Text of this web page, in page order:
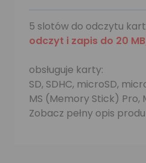
5 slotów do odczytu
odczyt i zapis do 20
obsługuje karty:
SD, SDHC, microSD,
MS (Memory Stick) Pro,
Zobacz pełny opis